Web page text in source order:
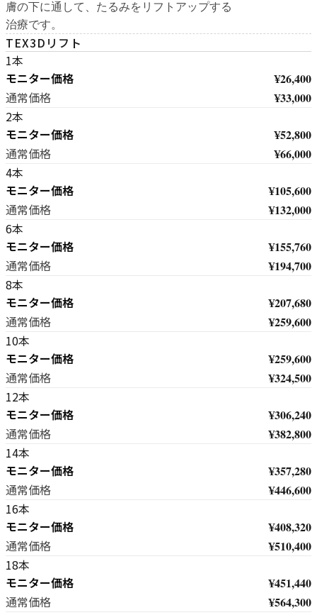
膚の下に通して、たるみをリフトアップする
治療です。
TEX3Dリフト
1本
モニター価格 ¥26,400
通常価格 ¥33,000
2本
モニター価格 ¥52,800
通常価格 ¥66,000
4本
モニター価格 ¥105,600
通常価格 ¥132,000
6本
モニター価格 ¥155,760
通常価格 ¥194,700
8本
モニター価格 ¥207,680
通常価格 ¥259,600
10本
モニター価格 ¥259,600
通常価格 ¥324,500
12本
モニター価格 ¥306,240
通常価格 ¥382,800
14本
モニター価格 ¥357,280
通常価格 ¥446,600
16本
モニター価格 ¥408,320
通常価格 ¥510,400
18本
モニター価格 ¥451,440
通常価格 ¥564,300